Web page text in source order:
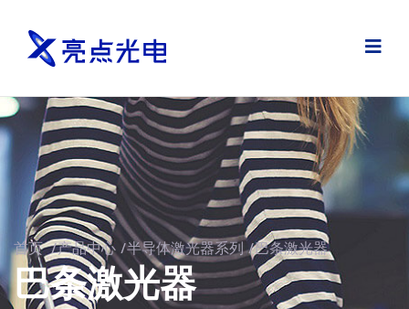
首页 /产品中心 /半导体激光器系列 /巴条激光器
巴条激光器